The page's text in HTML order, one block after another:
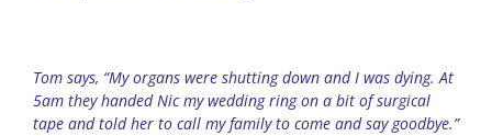
Tom says, “My organs were shutting down and I was dying. At
5am they handed Nic my wedding ring on a bit of surgical
tape and told her to call my family to come and say goodbye.”